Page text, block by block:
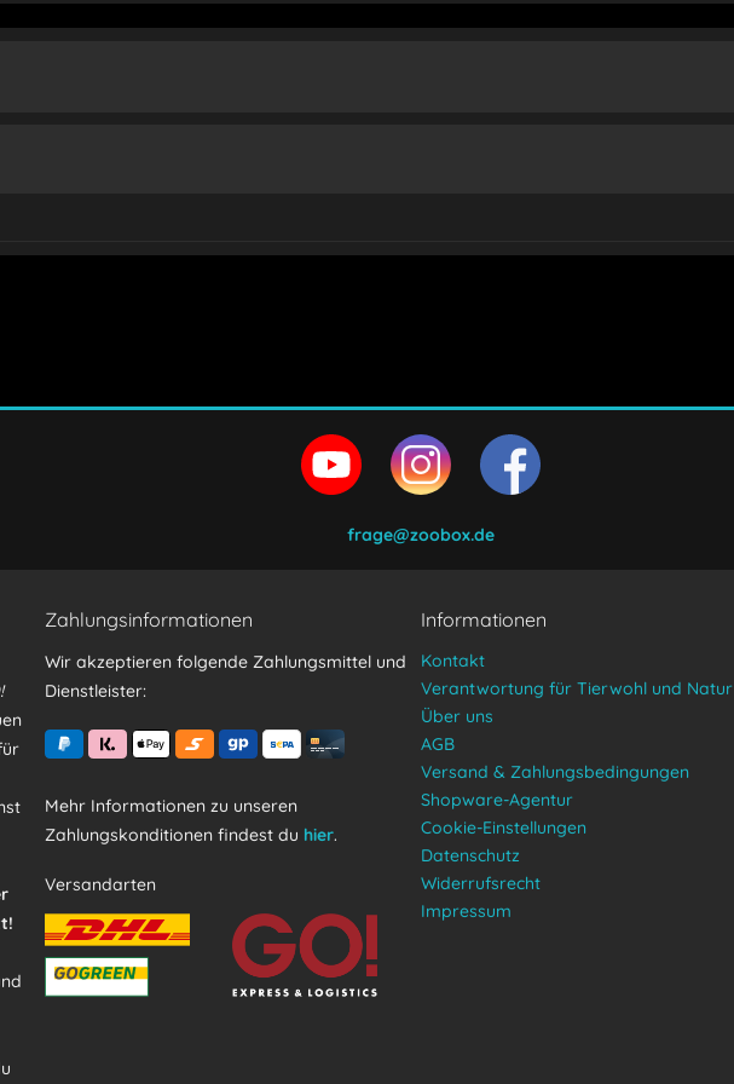
frage@zoobox.de
Zahlungsinformationen
Wir akzeptieren folgende Zahlungsmittel und
Dienstleister:
Mehr Informationen zu unseren
Zahlungskonditionen findest du hier.
Versandarten
Informationen
Kontakt
Verantwortung für Tierwohl und Natur
Über uns
AGB
Versand & Zahlungsbedingungen
Shopware-Agentur
Cookie-Einstellungen
Datenschutz
Widerrufsrecht
Impressum